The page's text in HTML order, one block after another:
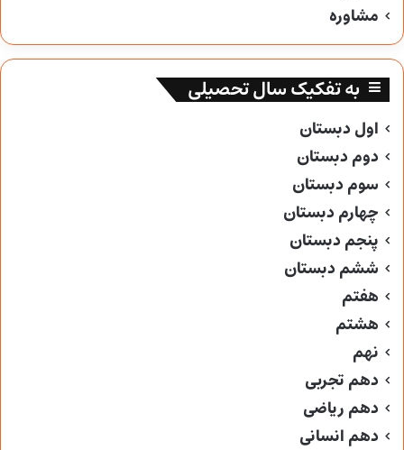
مشاوره
به تفکیک سال تحصیلی
اول دبستان
دوم دبستان
سوم دبستان
چهارم دبستان
پنجم دبستان
ششم دبستان
هفتم
هشتم
نهم
دهم تجربی
دهم ریاضی
دهم انسانی